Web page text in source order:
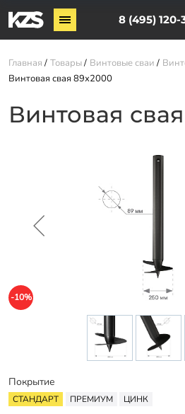
8 (495)
Винтовые сваи
ЖБ сваи
Обвязка свай
Партнёрам
Доставка
Программа лояльности
Главная Товары Винтовые сваи
Винтовая свая 89х2000
Винтовая
-10%
Покрытие
СТАНДАРТ ПРЕМИУМ ЦИНК